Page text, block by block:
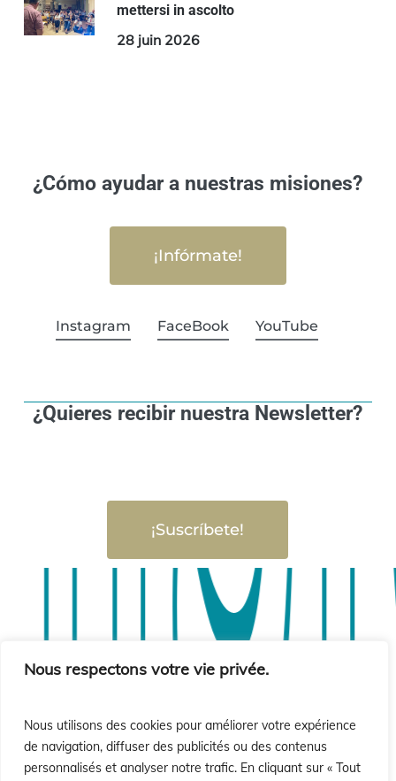
Nous respectons votre vie privée.
Nous utilisons des cookies pour améliorer votre expérience
de navigation, diffuser des publicités ou des contenus
personnalisés et analyser notre trafic. En cliquant sur « Tout
mettersi in ascolto
28 juin 2026
¿Cómo ayudar a nuestras misiones?
¡Infórmate!
Instagram FaceBook YouTube
¿Quieres recibir nuestra Newsletter?
¡Suscríbete!